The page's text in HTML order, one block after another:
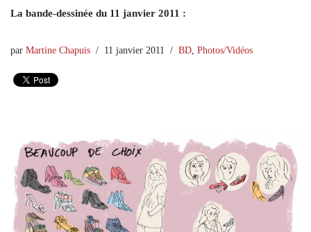
La bande-dessinée du 11 janvier 2011 :
par Martine Chapuis 11 janvier 2011 BD Photos/Vidéos